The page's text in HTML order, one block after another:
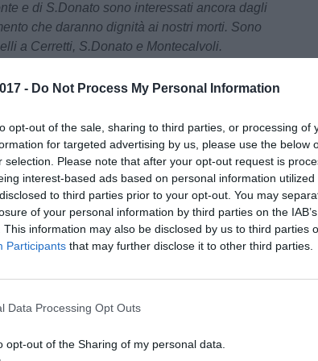
- Do Not Process My Personal Information
opt-out of the sale, sharing to third parties, or processing of
for targeted advertising by us, please use the below
selection. Please note that after your opt-out request is
interest-based ads based on personal information
to third parties prior to your opt-out. You may
of your personal information by third parties on the
This information may also be disclosed by us to third parties
Participants that may further disclose it to other third parties.
Data Processing Opt Outs
opt-out of the Sharing of my personal data.
e di S.Donato sono interessati ancora dagli
che daranno dignità ai nostri morti. Sono
a Cerretti, S.Donato e Montecalvoli.
e di manutenzione di numerose tratti di strade
e l'efficientamento dell'illuminazione
molti tratti di varie località. La nuova pista ciclo
Bientina. La realizzazione della nuova area
grazie al lavoro del Consiglio Comunale dei
che vorrei”. Numerosi i lavori per la
eseguiti nelle nostre scuole. Nuovi arredi e
a disposizione delle scuole oltre al
socio-educativi. La mensa scolastica si
nel menù con importanti progetti di
locali tra cui la nostra “patata tosca”,
servizio del trasposto scolastico grazie alla
messe in campo per valorizzare le